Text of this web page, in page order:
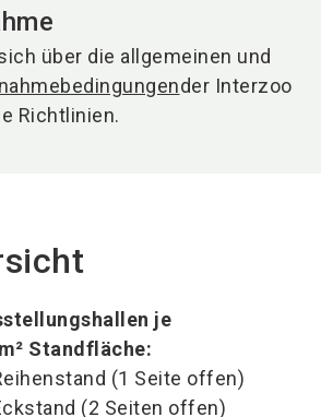
über die allgemeinen und
der Interzoo
Richtlinien.
je
Standfläche:
(1 Seite offen)
(2 Seiten offen)